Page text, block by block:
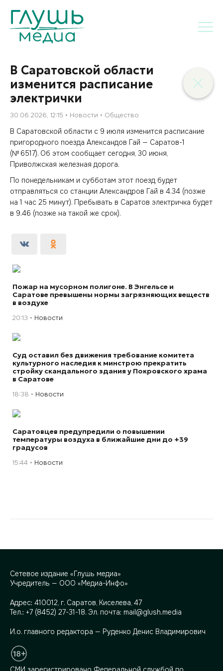
В Саратовской области
изменится расписание
электрички
30.06.2026, 12:15 Новости Общество
В Саратовской области с 9 июля изменится расписание
пригородного поезда Александов Гай — Саратов-1
(№ 6517). Об этом сообщает сегодня, 30 июня,
Приволжская железная дорога.
По понедельникам и субботам этот поезд будет
отправляться со станции Александров Гай в 4.34 (позже
на 1 час 25 минут). Пребывать в Саратов электричка будет
в 9.46 (позже на такой же срок).
Пожар на мусорном полигоне. В Энгельсе и
Саратове превышены нормы загрязняющих веществ
в воздухе
20:13 Новости
Суд оставил без движения требование комитета
культурного наследия к минстрою прекратить
стройку скандального здания у Покровского храма
в Саратове
18:38 Новости
Саратовцев предупредили о повышении
температуры воздуха в ближайшие дни до +39
градусов
15:44 Новости
Сетевое издание «Глушь медиа»
Учредитель — ООО «Медиа-Инфо»
Адрес: 410012, г. Саратов, Киселева, 47
Тел.: +7 (8452) 27-31-18. Эл. почта: mail@glush.media
И.о. главного редактора — Руденко Денис Владимирович